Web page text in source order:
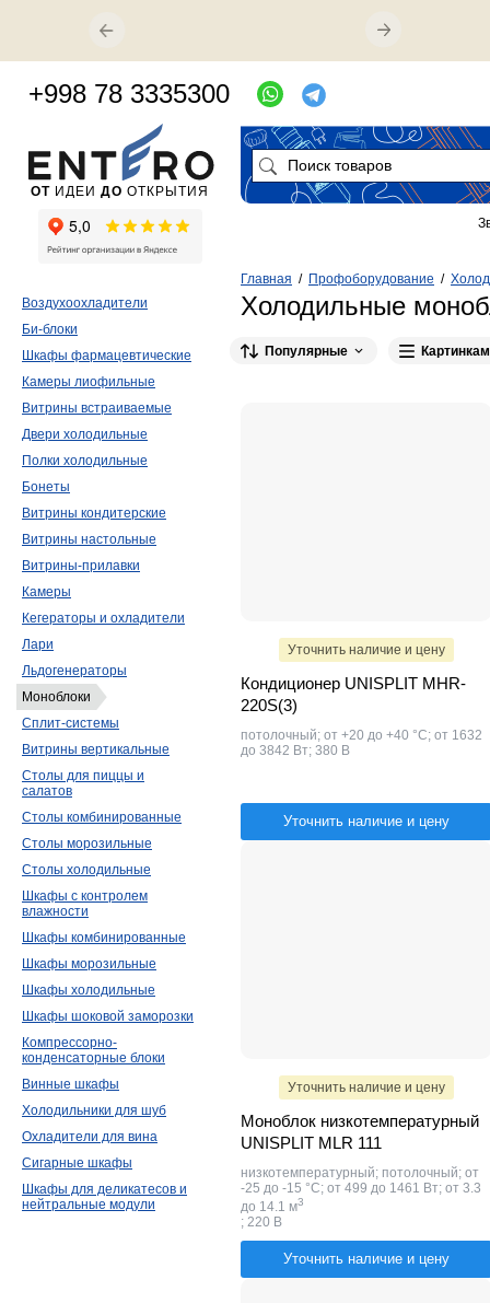
Главная / Профоборудование /
Холодильные
Популярные
Уточнить наличие и цену
Кондиционер UNISPLIT MHR-
220S(3)
потолочный; от +20 до +40 °C; от 1632
до 3842 Вт; 380 В
Уточнить наличие и цену
Уточнить наличие и цену
Моноблок низкотемпературный
UNISPLIT MLR 111
низкотемпературный; потолочный; от
-25 до -15 °C; от 499 до 1461 Вт; от 3.3
до 14.1 м​3
; 220 В
Уточнить наличие и цену
Воздухоохладители
Би-блоки
Шкафы фармацевтические
Камеры лиофильные
Витрины встраиваемые
Двери холодильные
Полки холодильные
Бонеты
Витрины кондитерские
Витрины настольные
Витрины-прилавки
Камеры
Кегераторы и охладители
Лари
Льдогенераторы
Моноблоки
Сплит-системы
Витрины вертикальные
Столы для пиццы и
салатов
Столы комбинированные
Столы морозильные
Столы холодильные
Шкафы с контролем
влажности
Шкафы комбинированные
Шкафы морозильные
Шкафы холодильные
Шкафы шоковой заморозки
Компрессорно-
конденсаторные блоки
Винные шкафы
Холодильники для шуб
Охладители для вина
Сигарные шкафы
Шкафы для деликатесов и
нейтральные модули
ОТ ИДЕИ ДО ОТКРЫТИЯ
+998 78 3335300